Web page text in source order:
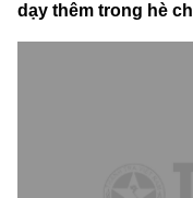
dạy thêm trong hè